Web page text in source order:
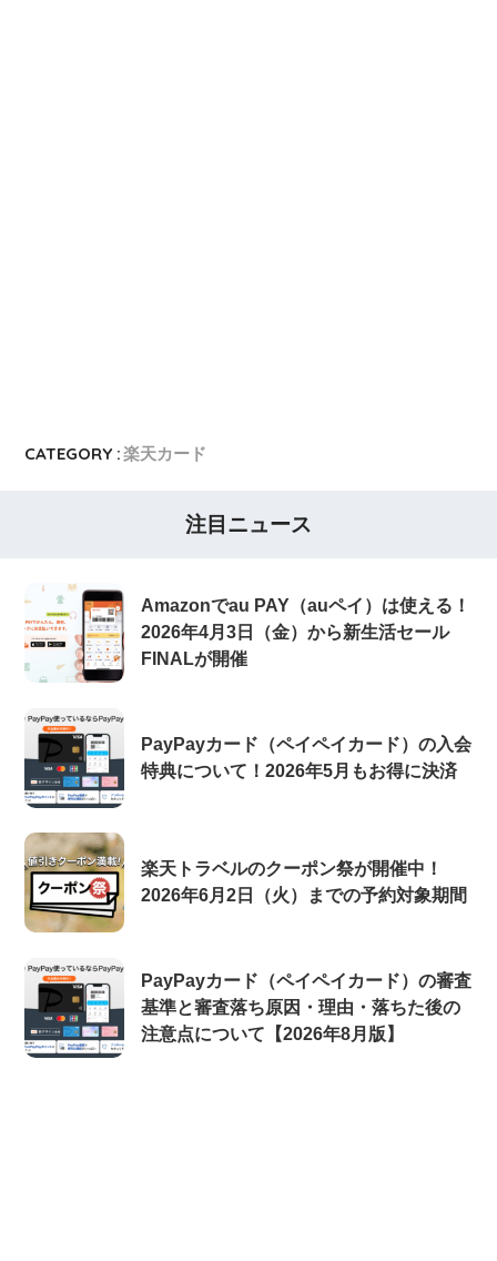
CATEGORY :楽天カード
注目ニュース
Amazonでau PAY（auペイ）は使える！
2026年4月3日（金）から新生活セール
FINALが開催
PayPayカード（ペイペイカード）の入会
特典について！2026年5月もお得に決済
楽天トラベルのクーポン祭が開催中！
2026年6月2日（火）までの予約対象期間
PayPayカード（ペイペイカード）の審査
基準と審査落ち原因・理由・落ちた後の
注意点について【2026年8月版】